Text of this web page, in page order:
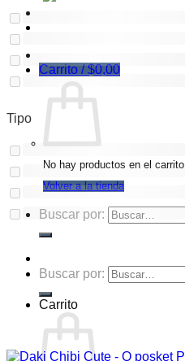
Carrito /$0,00
No hay productos en el carrito.
Volver a la tienda
Buscar por:
Buscar por:
Carrito
Tipo